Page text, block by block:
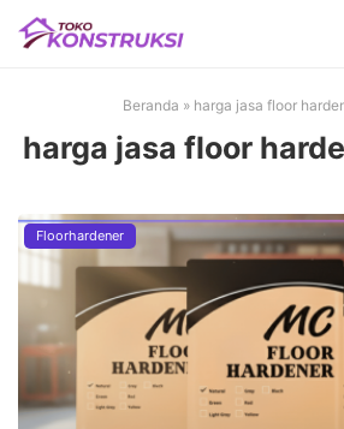
Beranda » harga jasa floor
harga jasa floor
Floorhardener